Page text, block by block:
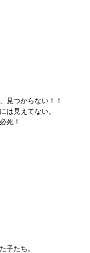
見つからない！！
は見えてない。
死！
子たち。